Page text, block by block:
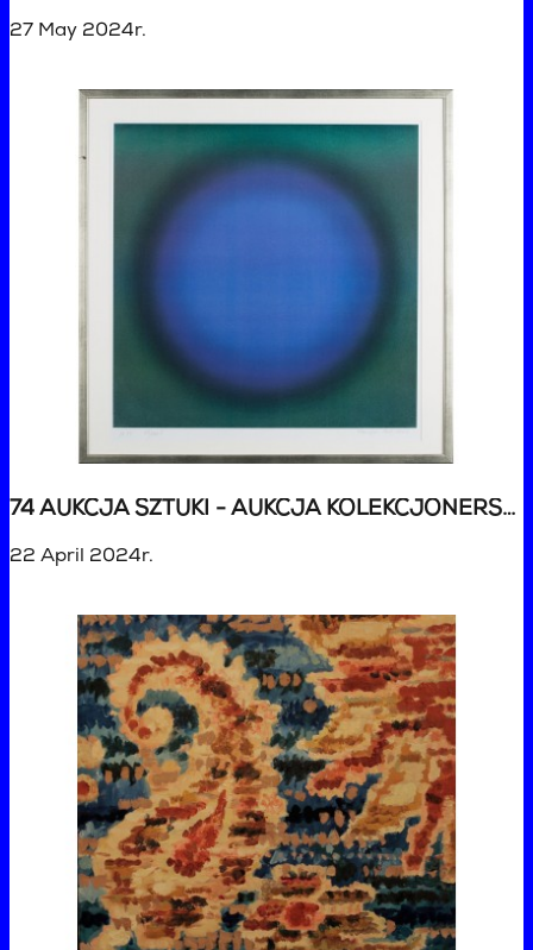
27 May 2024r.
74 AUKCJA SZTUKI - AUKCJA KOLEKCJONERSKA
22 April 2024r.